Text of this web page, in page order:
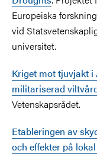
Europeiska
vid
universitet.
Kriget mot tjuvjakt
militariserad
Vetenskapsrådet.
Etableringen av
och effekter på